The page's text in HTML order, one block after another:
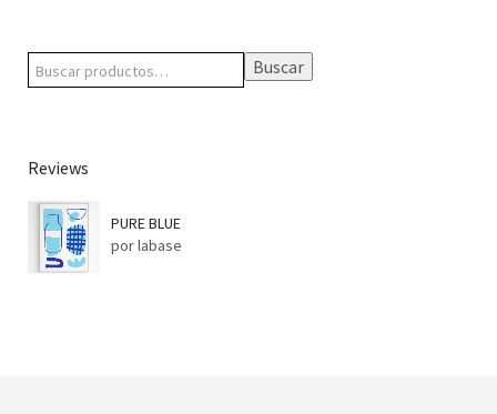
Buscar
Reviews
PURE BLUE
por labase